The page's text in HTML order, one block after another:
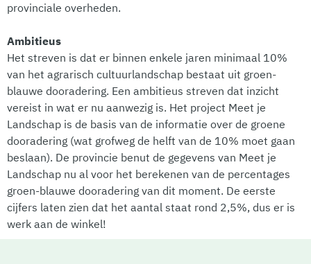
provinciale overheden.
Ambitieus
Het streven is dat er binnen enkele jaren minimaal 10%
van het agrarisch cultuurlandschap bestaat uit groen-
blauwe dooradering. Een ambitieus streven dat inzicht
vereist in wat er nu aanwezig is. Het project Meet je
Landschap is de basis van de informatie over de groene
dooradering (wat grofweg de helft van de 10% moet gaan
beslaan). De provincie benut de gegevens van Meet je
Landschap nu al voor het berekenen van de percentages
groen-blauwe dooradering van dit moment. De eerste
cijfers laten zien dat het aantal staat rond 2,5%, dus er is
werk aan de winkel!